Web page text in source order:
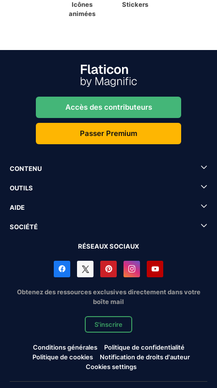
Icônes
animées
Stickers
Accès des contributeurs
Passer Premium
CONTENU
OUTILS
AIDE
SOCIÉTÉ
RÉSEAUX SOCIAUX
Obtenez des ressources exclusives directement dans votre
boîte mail
S'inscrire
Conditions générales
Politique de confidentialité
Politique de cookies
Notification de droits d'auteur
Cookies settings